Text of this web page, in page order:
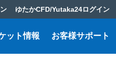
ゆたかCFD/Yutaka24ログイン
ット情報 お客様サポート